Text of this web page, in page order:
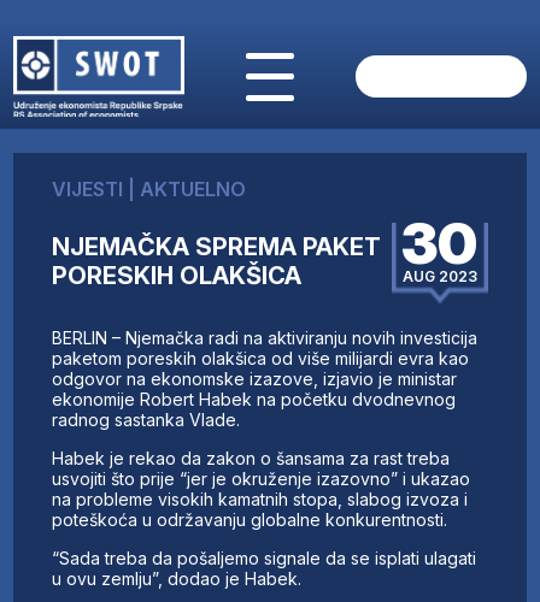
O NAMA
AKTUELNO
ANALIZE
FINANSIJE
IZ STRANIH MEDIJA
AKTIVNOSTI
SWOT INTERVJU
UČLANI SE
KONTAKT
VIJESTI AKTUELNO
NJEMAČKA SPREMA PAKET
PORESKIH OLAKŠICA
30
AUG 2023
BERLIN – Njemačka radi na aktiviranju novih investicija
paketom poreskih olakšica od više milijardi evra kao
odgovor na ekonomske izazove, izjavio je ministar
ekonomije Robert Habek na početku dvodnevnog
radnog sastanka Vlade.
Habek je rekao da zakon o šansama za rast treba
usvojiti što prije “jer je okruženje izazovno” i ukazao
na probleme visokih kamatnih stopa, slabog izvoza i
poteškoća u održavanju globalne konkurentnosti.
“Sada treba da pošaljemo signale da se isplati ulagati
u ovu zemlju”, dodao je Habek.